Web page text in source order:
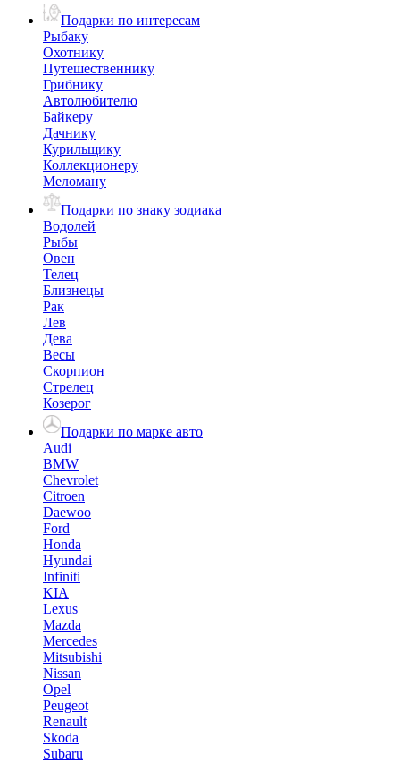
Подарки по интересам
Рыбаку
Охотнику
Путешественнику
Грибнику
Автолюбителю
Байкеру
Дачнику
Курильщику
Коллекционеру
Меломану
Подарки по знаку зодиака
Водолей
Рыбы
Овен
Телец
Близнецы
Рак
Лев
Дева
Весы
Скорпион
Стрелец
Козерог
Подарки по марке авто
Audi
BMW
Chevrolet
Citroen
Daewoo
Ford
Honda
Hyundai
Infiniti
KIA
Lexus
Mazda
Mercedes
Mitsubishi
Nissan
Opel
Peugeot
Renault
Skoda
Subaru